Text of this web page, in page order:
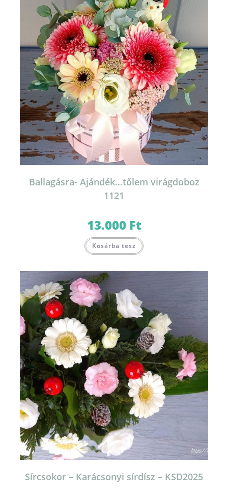
Ballagásra- Ajándék…tőlem virágdoboz
1121
13.000 Ft
Kosárba tesz
Sírcsokor – Karácsonyi sírdísz – KSD2025